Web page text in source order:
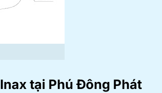
Inax tại Phú Đông Phát